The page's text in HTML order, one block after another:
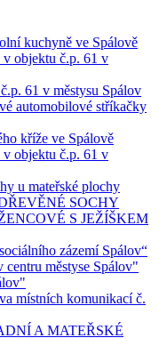
kuchyně ve Spálově
objektu č.p. 61 v
61 v městysu Spálov
automobilové stříkačky
kříže ve Spálově
objektu č.p. 61 v
u mateřské plochy
SOCHY
S JEŽÍŠKEM
zázemí Spálov“
centru městyse Spálov"
místních komunikací č.
A MATEŘSKÉ